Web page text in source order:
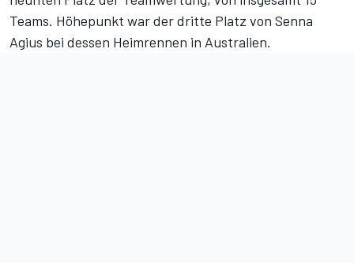
Teams. Höhepunkt war der dritte Platz von Senna
Agius bei dessen Heimrennen in Australien.